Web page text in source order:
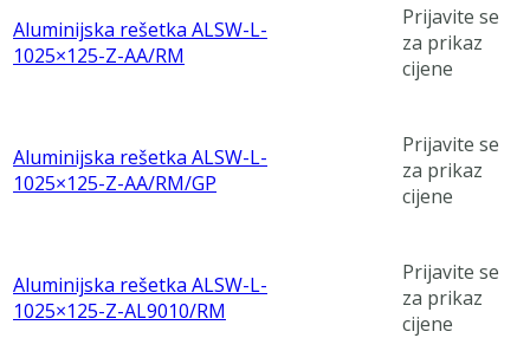
Aluminijska rešetka ALSW-L-
1025×125-Z-AA/RM
Prijavite se
za prikaz
cijene
Aluminijska rešetka ALSW-L-
1025×125-Z-AA/RM/GP
Prijavite se
za prikaz
cijene
Aluminijska rešetka ALSW-L-
1025×125-Z-AL9010/RM
Prijavite se
za prikaz
cijene